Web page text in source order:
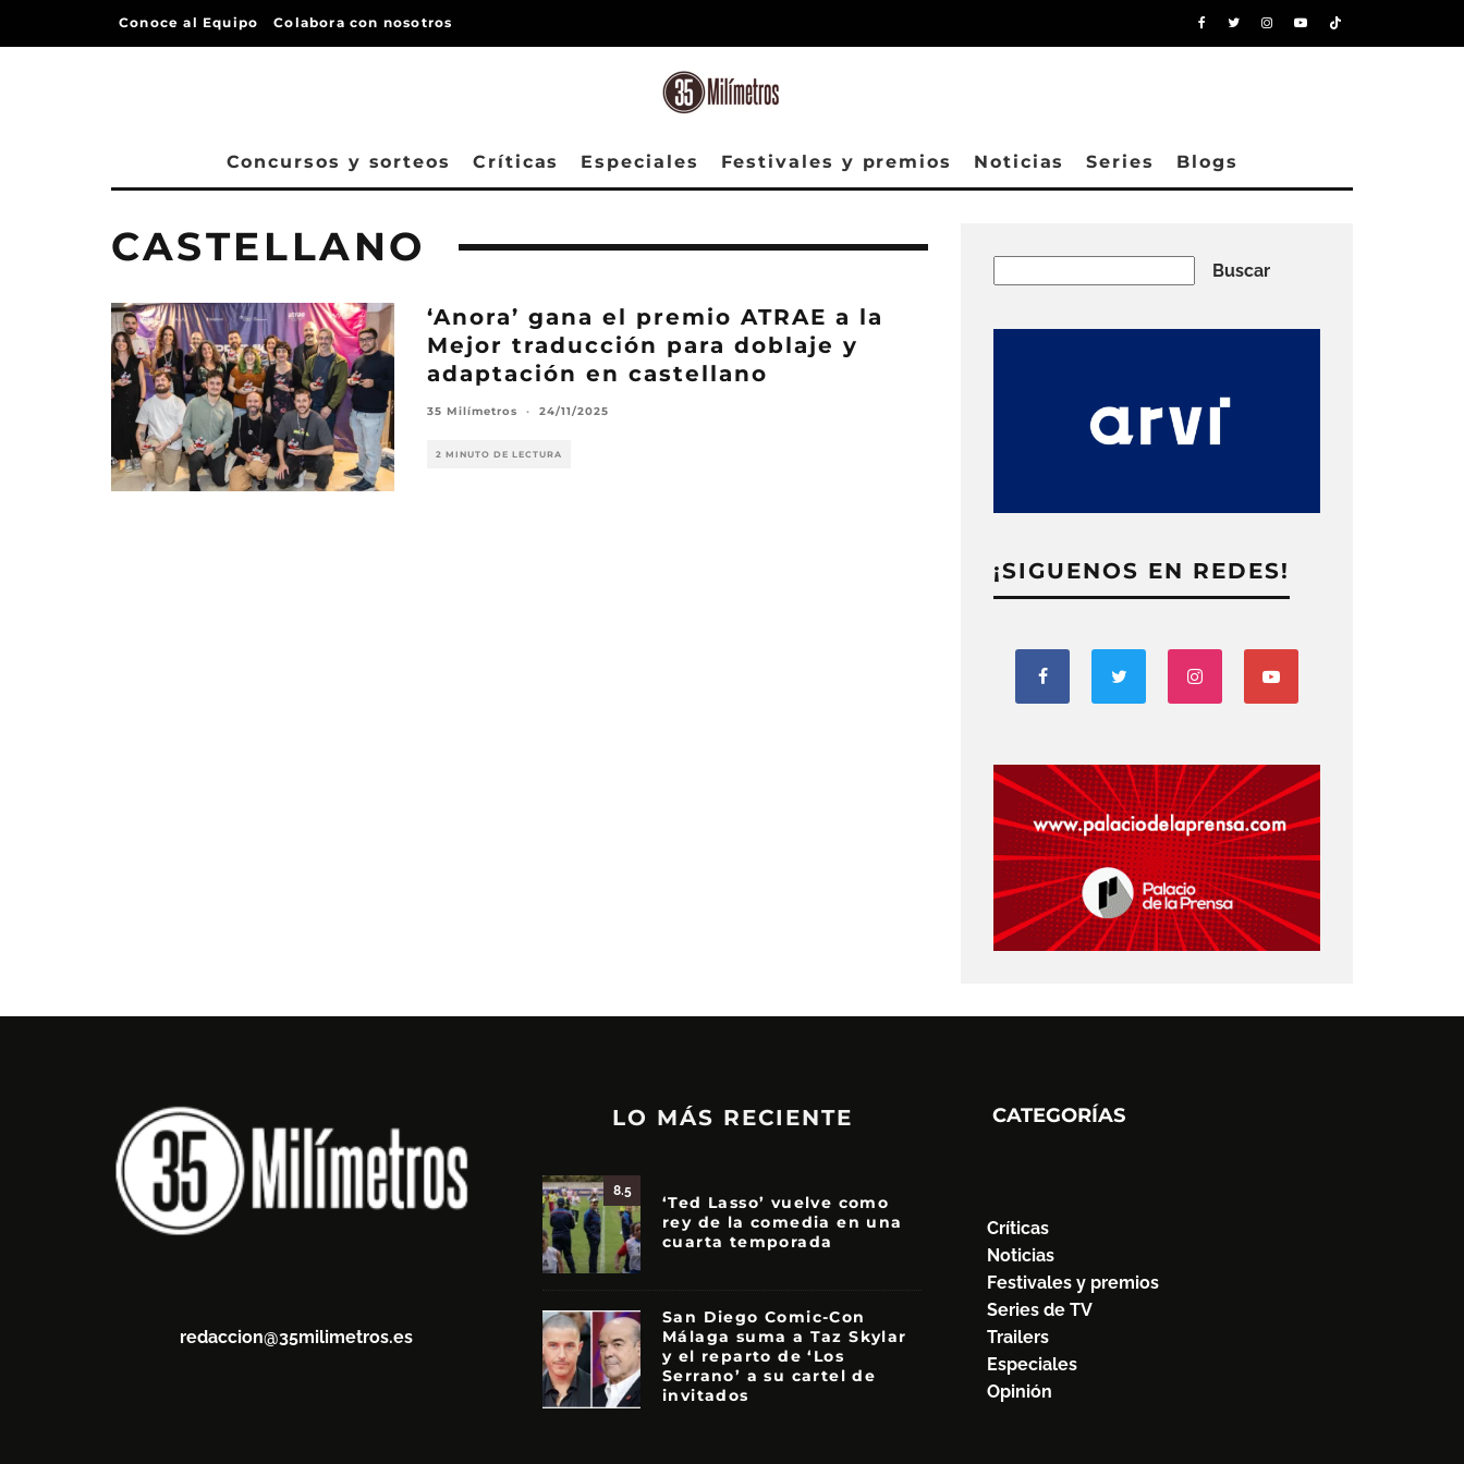
Conoce al Equipo Colabora con nosotros
Concursos y sorteos Críticas Especiales Festivales y premios Noticias Series Blogs
CASTELLANO
‘Anora’ gana el premio ATRAE a la
Mejor traducción para doblaje y
adaptación en castellano
35 Milímetros · 24/11/2025
2 MINUTO DE LECTURA
Buscar
¡SIGUENOS EN REDES!
redaccion@35milimetros.es
LO MÁS RECIENTE
8.5
‘Ted Lasso’ vuelve como
rey de la comedia en una
cuarta temporada
San Diego Comic-Con
Málaga suma a Taz Skylar
y el reparto de ‘Los
Serrano’ a su cartel de
invitados
CATEGORÍAS
Críticas
Noticias
Festivales y premios
Series de TV
Trailers
Especiales
Opinión